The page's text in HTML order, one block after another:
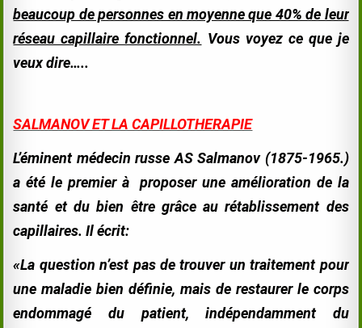
beaucoup de personnes en moyenne que 40% de leur
réseau capillaire fonctionnel. Vous voyez ce que je
veux dire…..
SALMANOV ET LA CAPILLOTHERAPIE
L’éminent médecin russe AS Salmanov (1875-1965.)
a été le premier à proposer une amélioration de la
santé et du bien être grâce au rétablissement des
capillaires. Il écrit:
«La question n’est pas de trouver un traitement pour
une maladie bien définie, mais de restaurer le corps
endommagé du patient, indépendamment du